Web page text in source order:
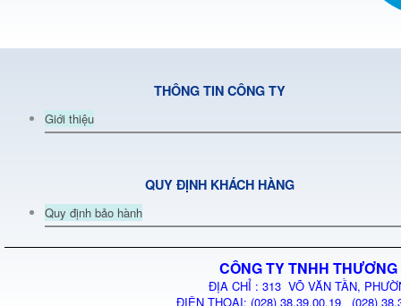
THÔNG TIN CÔNG TY
Giới thiệu
QUY ĐỊNH KHÁCH HÀNG
Quy định bảo hành
CÔNG TY TNHH
ĐỊA CHỈ : 313 VÕ VĂN TẦN,
ĐIỆN THOẠI: (028) 38.39.00.19 (028)